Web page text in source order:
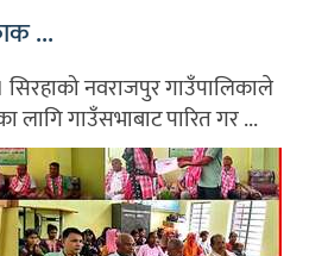
...
नवराजपुर गाउँपालिकाले
लागि गाउँसभाबाट पारित गर ...